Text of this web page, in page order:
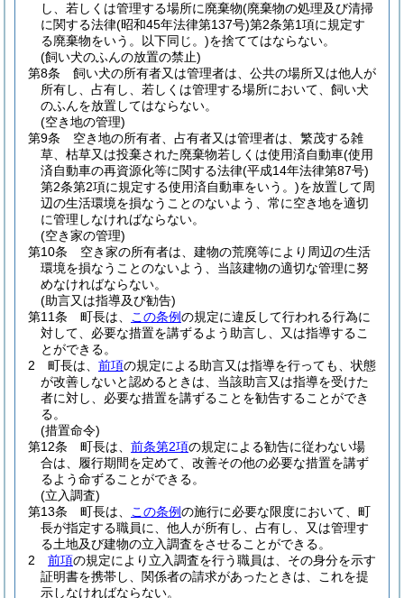
し、若しくは管理する場所に廃棄物(廃棄物の処理及び清掃
に関する法律(昭和45年法律第137号)第2条第1項に規定す
る廃棄物をいう。以下同じ。)を捨ててはならない。
(飼い犬のふんの放置の禁止)
第8条
飼い犬の所有者又は管理者は、公共の場所又は他人が
所有し、占有し、若しくは管理する場所において、飼い犬
のふんを放置してはならない。
(空き地の管理)
第9条
空き地の所有者、占有者又は管理者は、繁茂する雑
草、枯草又は投棄された廃棄物若しくは使用済自動車(使用
済自動車の再資源化等に関する法律(平成14年法律第87号)
第2条第2項に規定する使用済自動車をいう。)を放置して周
辺の生活環境を損なうことのないよう、常に空き地を適切
に管理しなければならない。
(空き家の管理)
第10条
空き家の所有者は、建物の荒廃等により周辺の生活
環境を損なうことのないよう、当該建物の適切な管理に努
めなければならない。
(助言又は指導及び勧告)
第11条
町長は、 この条例の規定に違反して行われる行為に
対して、必要な措置を講ずるよう助言し、又は指導するこ
とができる。
2
町長は、 前項の規定による助言又は指導を行っても、状態
が改善しないと認めるときは、当該助言又は指導を受けた
者に対し、必要な措置を講ずることを勧告することができ
る。
(措置命令)
第12条
町長は、 前条第2項の規定による勧告に従わない場
合は、履行期間を定めて、改善その他の必要な措置を講ず
るよう命ずることができる。
(立入調査)
第13条
町長は、 この条例の施行に必要な限度において、町
長が指定する職員に、他人が所有し、占有し、又は管理す
る土地及び建物の立入調査をさせることができる。
2
前項の規定により立入調査を行う職員は、その身分を示す
証明書を携帯し、関係者の請求があったときは、これを提
示しなければならない。